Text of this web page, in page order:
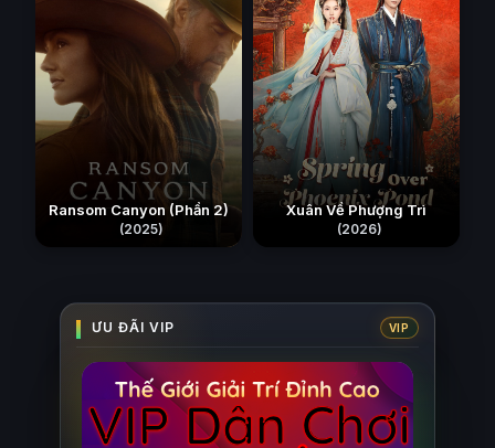
Ransom Canyon (Phần 2)
(2025)
Xuân Về Phượng Trì
(2026)